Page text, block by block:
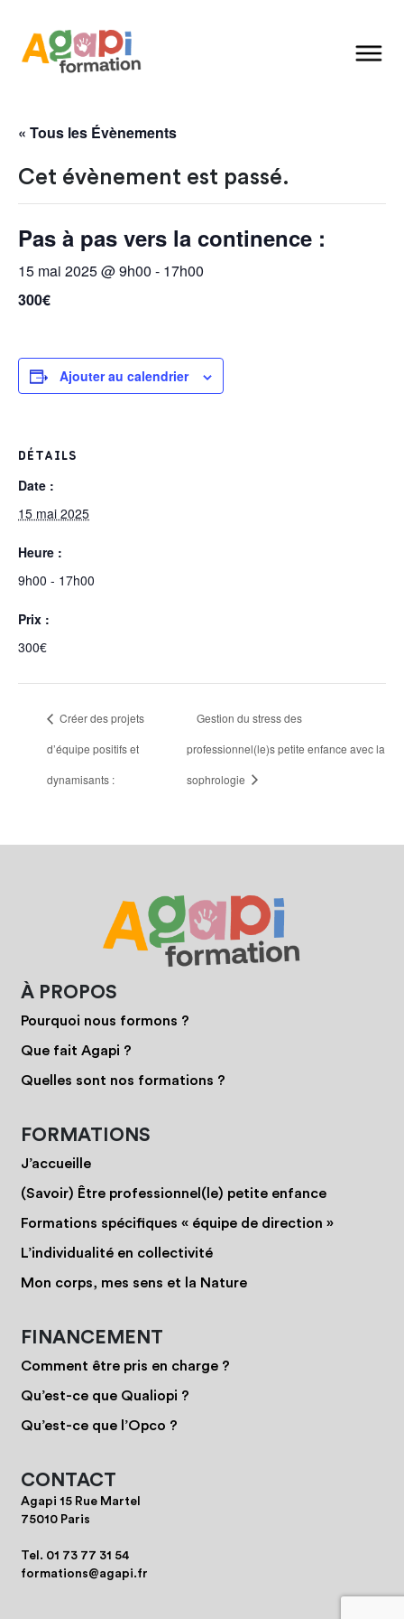
« Tous les Évènements
Cet évènement est passé.
Pas à pas vers la continence :
15 mai 2025 @ 9h00 - 17h00
300€
Ajouter au calendrier
DÉTAILS
Date :
15 mai 2025
Heure :
9h00 - 17h00
Prix :
300€
Créer des projets
d’équipe positifs et
dynamisants :
Gestion du stress des
professionnel(le)s petite enfance avec la
sophrologie
À PROPOS
Pourquoi nous formons ?
Que fait Agapi ?
Quelles sont nos formations ?
FORMATIONS
J’accueille
(Savoir) Être professionnel(le) petite enfance
Formations spécifiques « équipe de direction »
L’individualité en collectivité
Mon corps, mes sens et la Nature
FINANCEMENT
Comment être pris en charge ?
Qu’est-ce que Qualiopi ?
Qu’est-ce que l’Opco ?
CONTACT
Agapi 15 Rue Martel
75010 Paris
Tel. 01 73 77 31 54
formations@agapi.fr